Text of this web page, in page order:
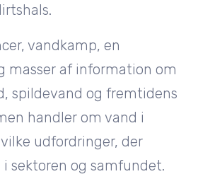
vandkamp, en
masser af information om
spildevand og fremtidens
handler om vand i
udfordringer, der
i sektoren og samfundet.